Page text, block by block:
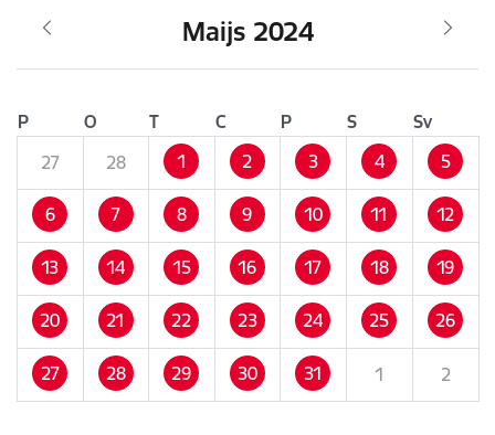
Maijs 2024
P O T C P S
Sv
27
28 1 2 3 4 5
6 7 8 9 10 11 12
13 14 15 16 17 18 19
20 21 22 23 24 25 26
27 28 29 30 31 1 2